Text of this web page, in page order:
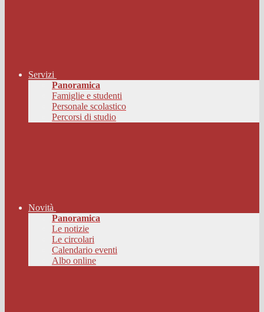
Servizi
Panoramica
Famiglie e studenti
Personale scolastico
Percorsi di studio
Novità
Panoramica
Le notizie
Le circolari
Calendario eventi
Albo online